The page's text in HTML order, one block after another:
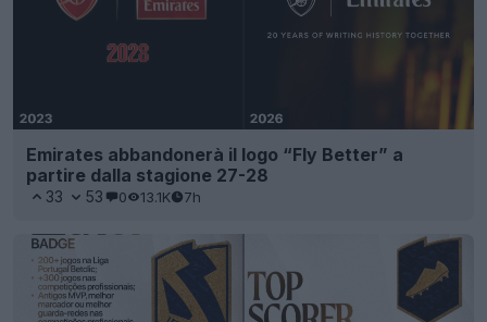
Emirates abbandonerà il logo “Fly Better” a
partire dalla stagione 27-28
33 53 0 13.1K 7h